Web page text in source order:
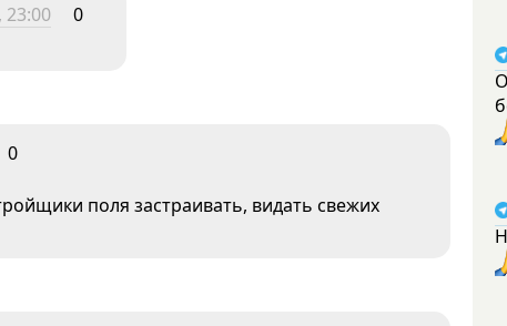
23:00
0
0
поля застраивать, видать свежих